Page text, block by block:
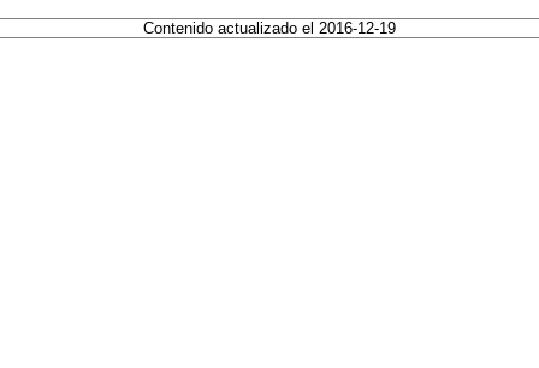
Contenido actualizado el 2016-12-19